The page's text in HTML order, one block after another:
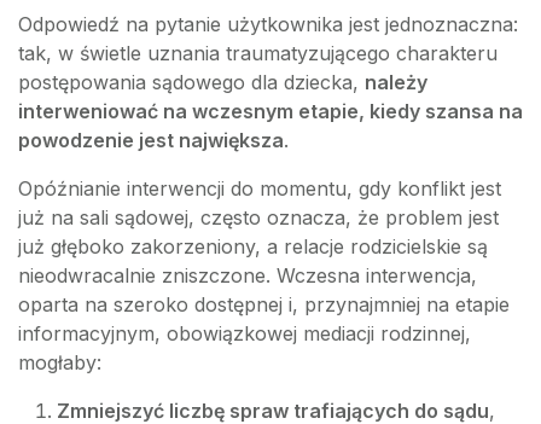
Odpowiedź na pytanie użytkownika jest jednoznaczna:
tak, w świetle uznania traumatyzującego charakteru
postępowania sądowego dla dziecka, należy
interweniować na wczesnym etapie, kiedy szansa na
powodzenie jest największa.
Opóźnianie interwencji do momentu, gdy konflikt jest
już na sali sądowej, często oznacza, że problem jest
już głęboko zakorzeniony, a relacje rodzicielskie są
nieodwracalnie zniszczone. Wczesna interwencja,
oparta na szeroko dostępnej i, przynajmniej na etapie
informacyjnym, obowiązkowej mediacji rodzinnej,
mogłaby:
Zmniejszyć liczbę spraw trafiających do sądu,